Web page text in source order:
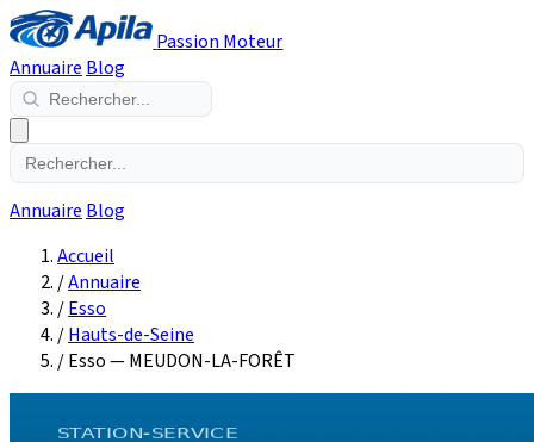
Passion Moteur
Annuaire Blog
Annuaire Blog
Accueil
/Annuaire
/Esso
/Hauts-de-Seine
/Esso — MEUDON-LA-FORÊT